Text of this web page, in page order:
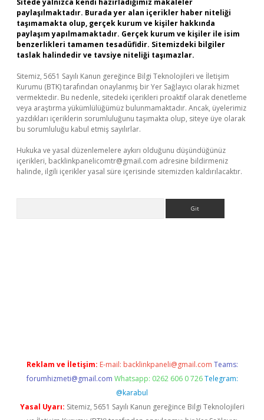
Sitede yalnızca kendi hazırladığımız makaleler
paylaşılmaktadır. Burada yer alan içerikler haber niteliği
taşımamakta olup, gerçek kurum ve kişiler hakkında
paylaşım yapılmamaktadır. Gerçek kurum ve kişiler ile isim
benzerlikleri tamamen tesadüfidir. Sitemizdeki bilgiler
taslak halindedir ve tavsiye niteliği taşımazlar.
Sitemiz, 5651 Sayılı Kanun gereğince Bilgi Teknolojileri ve İletişim
Kurumu (BTK) tarafından onaylanmış bir Yer Sağlayıcı olarak hizmet
vermektedir. Bu nedenle, sitedeki içerikleri proaktif olarak denetleme
veya araştırma yükümlülüğümüz bulunmamaktadır. Ancak, üyelerimiz
yazdıkları içeriklerin sorumluluğunu taşımakta olup, siteye üye olarak
bu sorumluluğu kabul etmiş sayılırlar.
Hukuka ve yasal düzenlemelere aykırı olduğunu düşündüğünüz
içerikleri, backlinkpanelicomtr@gmail.com adresine bildirmeniz
halinde, ilgili içerikler yasal süre içerisinde sitemizden kaldırılacaktır.
Reklam ve İletişim: E-mail: backlinkpaneli@gmail.com Teams:
forumhizmeti@gmail.com Whatsapp: 0262 606 0 726 Telegram:
@karabul
Yasal Uyarı: Sitemiz, 5651 Sayılı Kanun gereğince Bilgi Teknolojileri